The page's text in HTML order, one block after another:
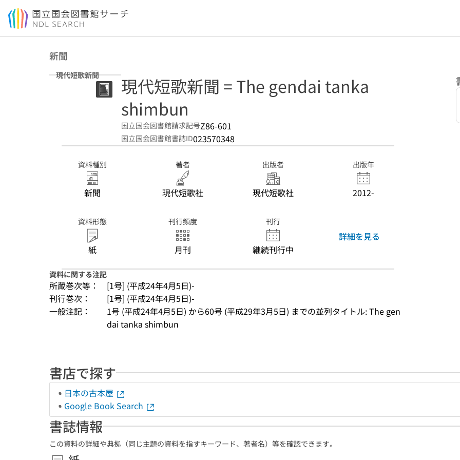
本文へ移動
新聞
現代短歌新聞
現代短歌新聞 = The gendai tanka
shimbun
国立国会図書館請求記号Z86-601
国立国会図書館書誌ID023570348
資料種別
新聞
著者
現代短歌社
出版者
現代短歌社
出版年
2012-
資料形態
紙
刊行頻度
月刊
刊行
継続刊行中
詳細を見る
資料に関する注記
所蔵巻次等：
[1号] (平成24年4月5日)-
刊行巻次：
[1号] (平成24年4月5日)-
一般注記：
1号 (平成24年4月5日) から60号 (平成29年3月5日) までの並列タイトル: The gen
dai tanka shimbun
書店で探す
日本の古本屋
Google Book Search
書誌情報
この資料の詳細や典拠（同じ主題の資料を指すキーワード、著者名）等を確認できます。